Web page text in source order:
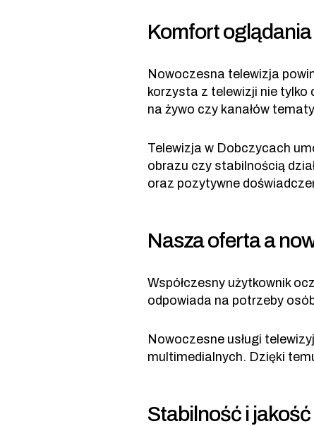
Komfort
Nowoczesna telewizja
korzysta z telewizji nie tylko
na żywo czy kanałów
Telewizja w Dobczycach
obrazu czy stabilnością
oraz pozytywne
Nasza oferta a
Współczesny użytkownik
odpowiada na potrzeby
Nowoczesne usługi
multimedialnych. Dzięki
Stabilność i jakość